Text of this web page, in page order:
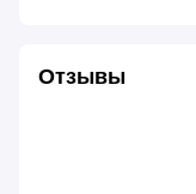
Отзывы